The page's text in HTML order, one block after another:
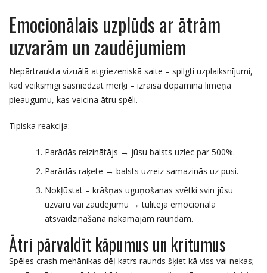
Emocionālais uzplūds ar ātrām
uzvarām un zaudējumiem
Nepārtraukta vizuālā atgriezeniskā saite – spilgti uzplaiksnījumi,
kad veiksmīgi sasniedzat mērķi – izraisa dopamīna līmeņa
pieaugumu, kas veicina ātru spēli.
Tipiska reakcija:
Parādās reizinātājs → jūsu balsts uzlec par 500%.
Parādās raķete → balsts uzreiz samazinās uz pusi.
Nokļūstat – krāšņas uguņošanas svētki svin jūsu
uzvaru vai zaudējumu → tūlītēja emocionāla
atsvaidzināšana nākamajam raundam.
Ātri pārvaldīt kāpumus un kritumus
Spēles crash mehānikas dēļ katrs raunds šķiet kā viss vai nekas;